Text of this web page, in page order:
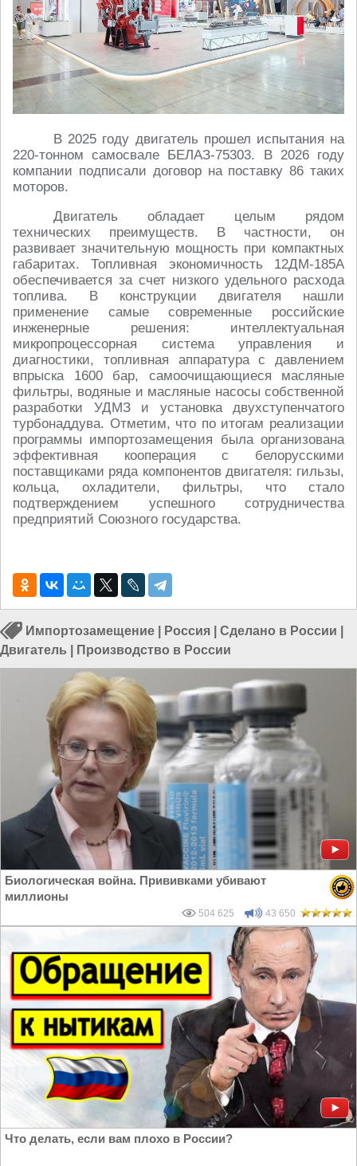
В 2025 году двигатель прошел испытания на
220-тонном самосвале БЕЛАЗ-75303. В 2026 году
компании подписали договор на поставку 86 таких
моторов.
Двигатель обладает целым рядом
технических преимуществ. В частности, он
развивает значительную мощность при компактных
габаритах. Топливная экономичность 12ДМ-185А
обеспечивается за счет низкого удельного расхода
топлива. В конструкции двигателя нашли
применение самые современные российские
инженерные решения: интеллектуальная
микропроцессорная система управления и
диагностики, топливная аппаратура с давлением
впрыска 1600 бар, самоочищающиеся масляные
фильтры, водяные и масляные насосы собственной
разработки УДМЗ и установка двухступенчатого
турбонаддува. Отметим, что по итогам реализации
программы импортозамещения была организована
эффективная кооперация с белорусскими
поставщиками ряда компонентов двигателя: гильзы,
кольца, охладители, фильтры, что стало
подтверждением успешного сотрудничества
предприятий Союзного государства.
Импортозамещение Россия Сделано в России
Двигатель
Производство в России
Биологическая война. Прививками убивают
миллионы
504 625 43 650
Что делать, если вам плохо в России?